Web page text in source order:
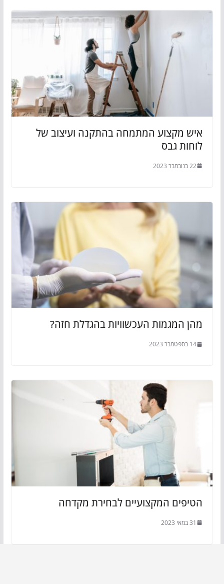
איש מקצוע המתמחה בהתקנה ועיצוב של
לוחות גבס
22 בנובמבר 2023
מהן המגמות העכשוויות בהגדלת חזה?
14 בספטמבר 2023
הטיפים המקצועיים לבחירת מקדחה
31 במאי 2023